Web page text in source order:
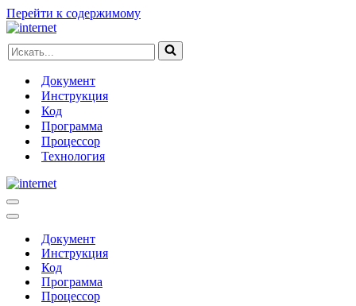
Перейти к содержимому
Искать...
Документ
Инструкция
Код
Программа
Процессор
Технология
Меню
навигации
Меню
навигацииДокумент
Инструкция
Код
Программа
Процессор